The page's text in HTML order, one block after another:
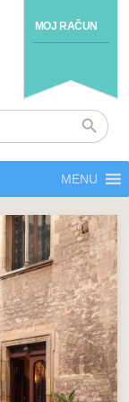
MOJ RAČUN
MENU